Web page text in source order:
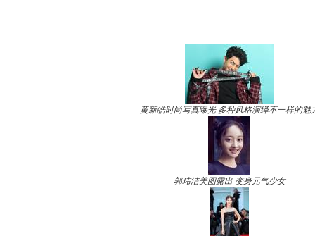
黄新皓时尚写真曝光 多种风格演绎不一样的魅
郭玮洁美图露出 变身元气少女